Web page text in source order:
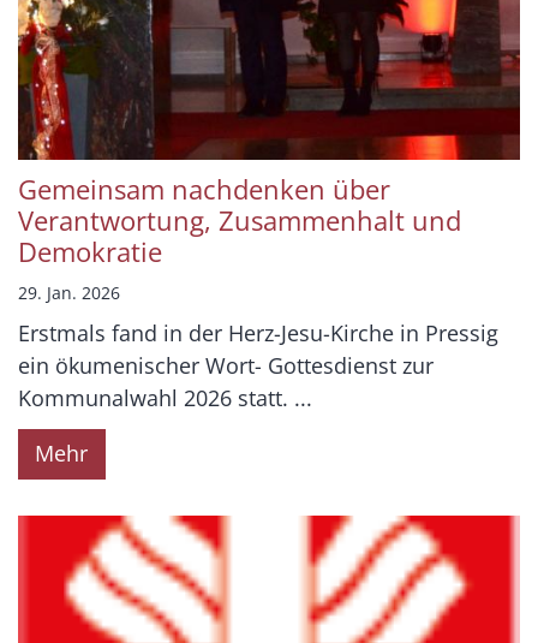
Gemeinsam nachdenken über
Verantwortung, Zusammenhalt und
Demokratie
29. Jan. 2026
Erstmals fand in der Herz-Jesu-Kirche in Pressig
ein ökumenischer Wort- Gottesdienst zur
Kommunalwahl 2026 statt. ...
Mehr